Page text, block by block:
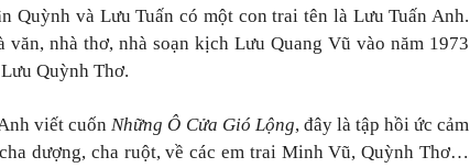
Quỳnh và Lưu Tuấn có một con trai tên là Lưu Tuấn Anh.
văn, nhà thơ, nhà soạn kịch Lưu Quang Vũ vào năm 1973
Quỳnh Thơ.
viết cuốnNhững Ô Cửa Gió Lộng, đây là tập hồi ức cảm
dượng, cha ruột, về các em trai Minh Vũ, Quỳnh Thơ…